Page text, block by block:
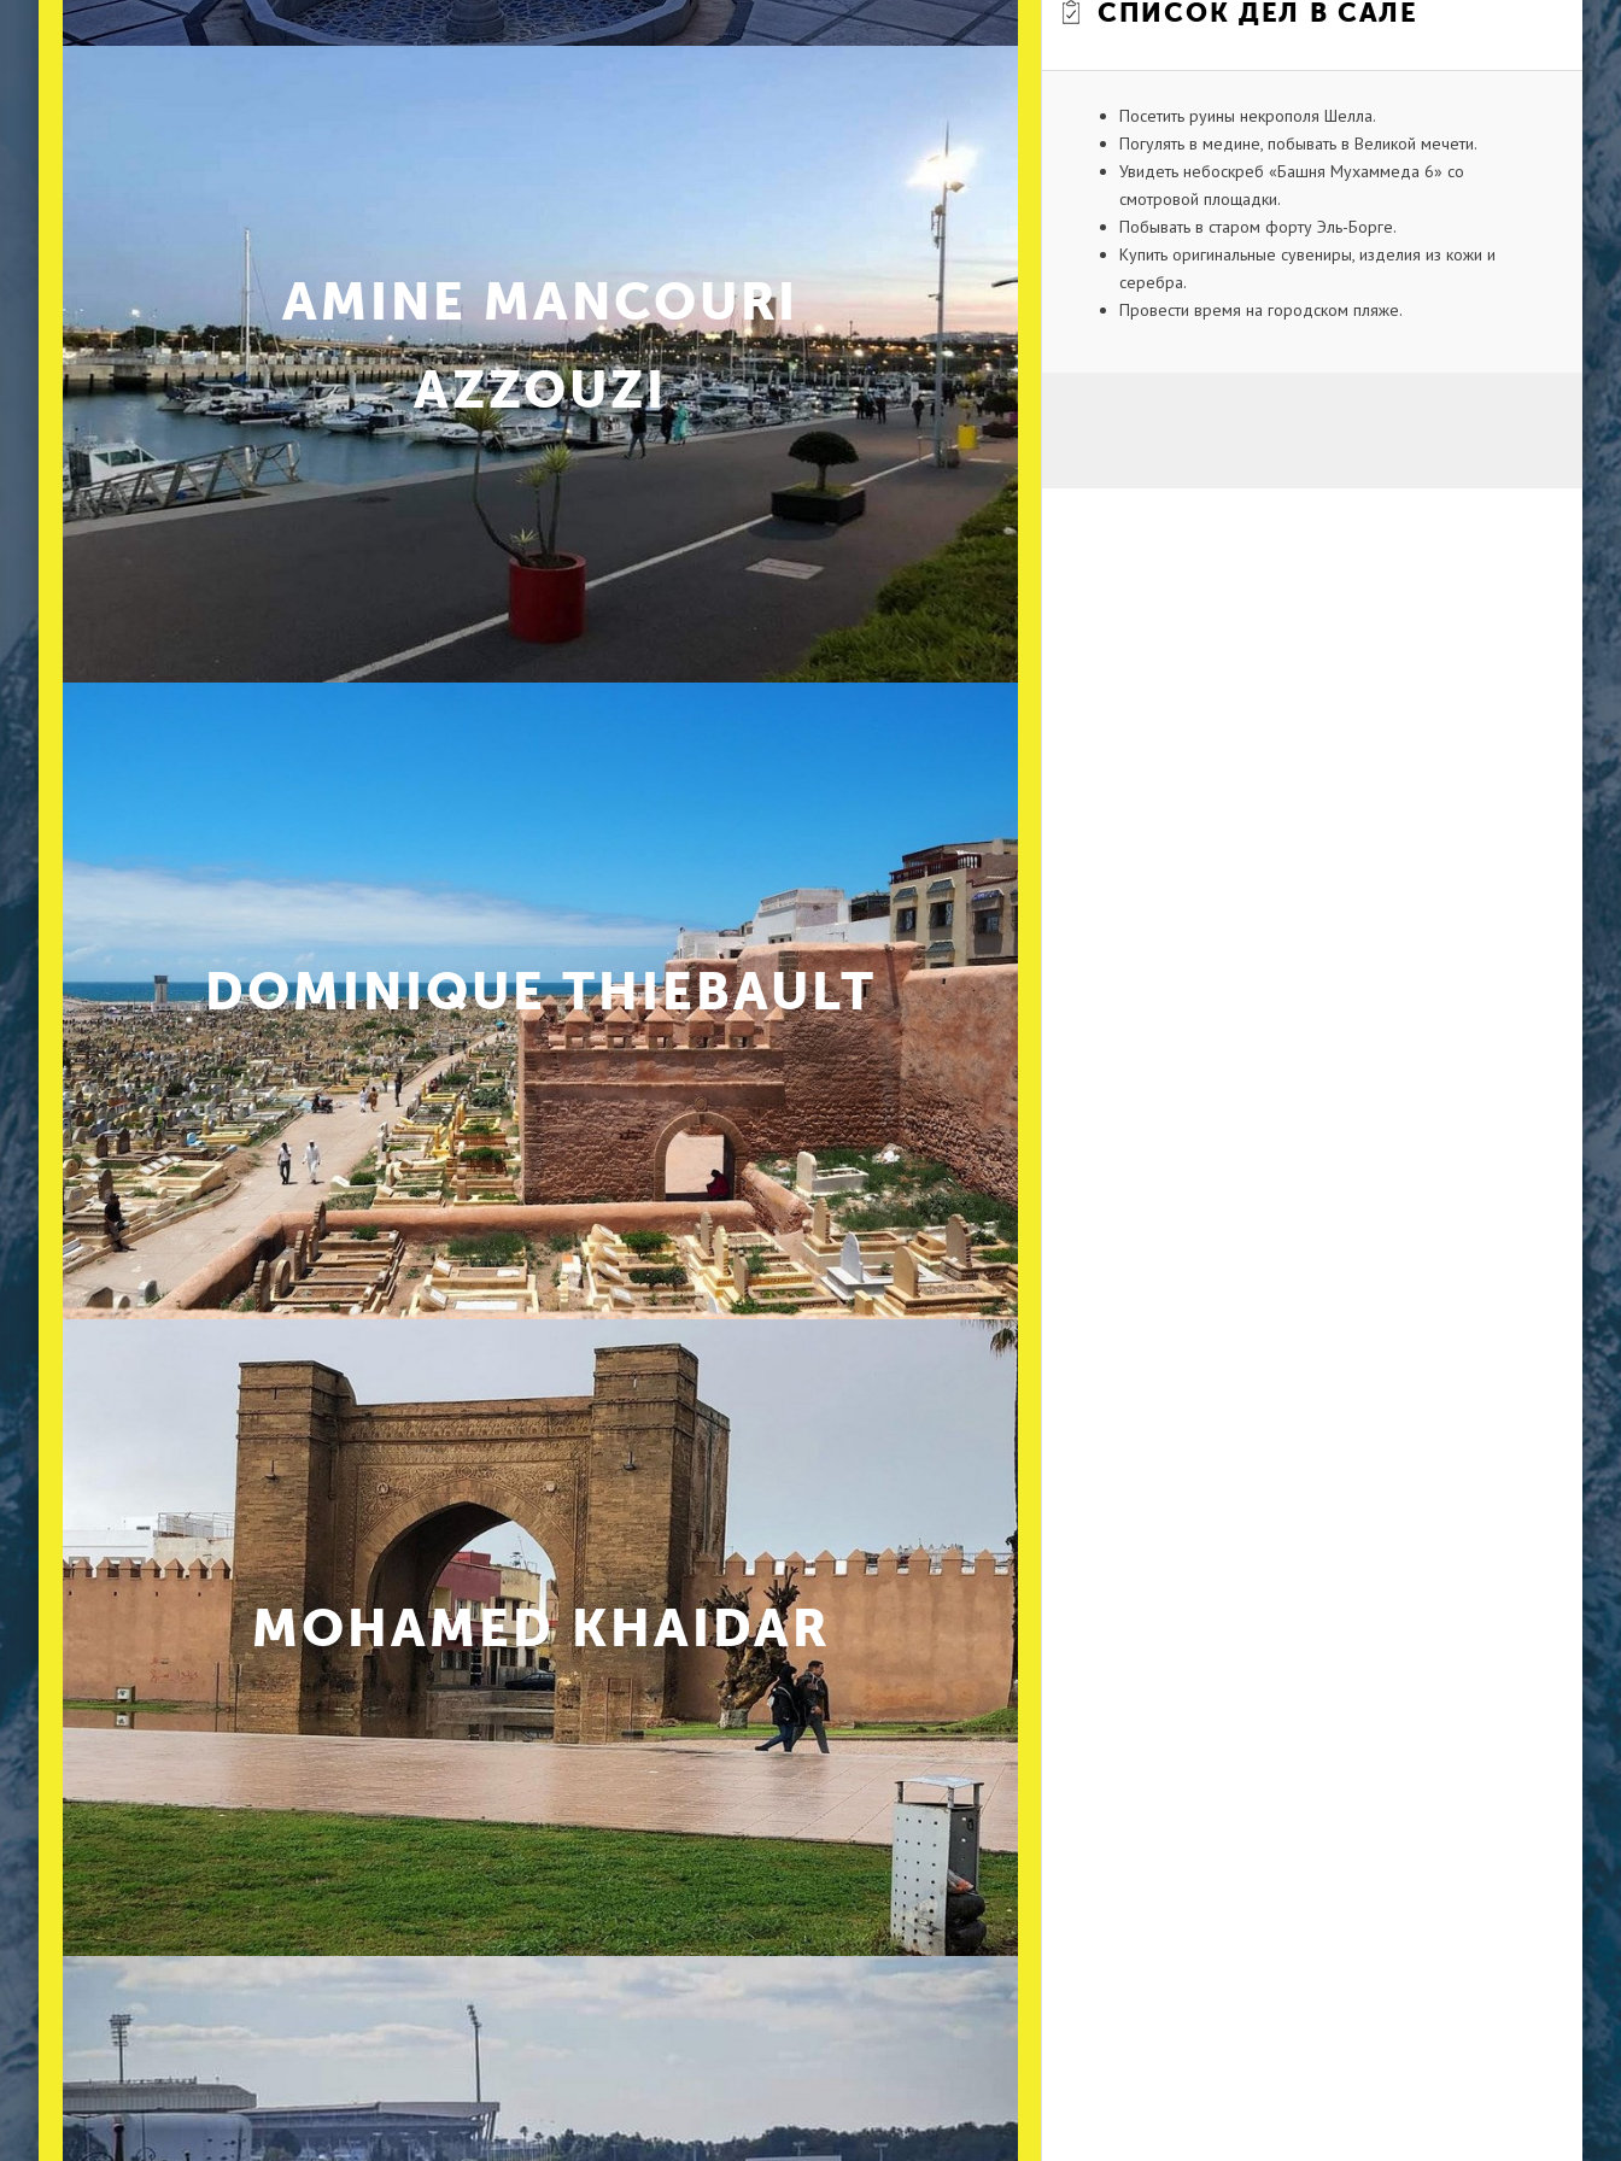
безопасным будет посещение закрытой прибрежной акватории при крупных
отелях.
AMINE MANCOURI
AZZOUZI
DOMINIQUE THIEBAULT
MOHAMED KHAIDAR
СПИСОК ДЕЛ В САЛЕ
Посетить руины некрополя Шелла.
Погулять в медине, побывать в Великой мечети.
Увидеть небоскреб «Башня Мухаммеда 6» со
смотровой площадки.
Побывать в старом форту Эль-Борге.
Купить оригинальные сувениры, изделия из кожи и
серебра.
Провести время на городском пляже.